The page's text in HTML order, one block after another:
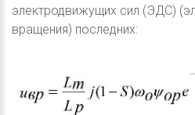
электродвижущих сил (ЭДС)
вращения) последних: